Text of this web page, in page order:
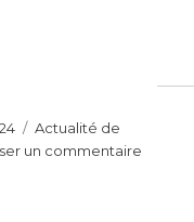
Catégories
Actualité de
un commentaire